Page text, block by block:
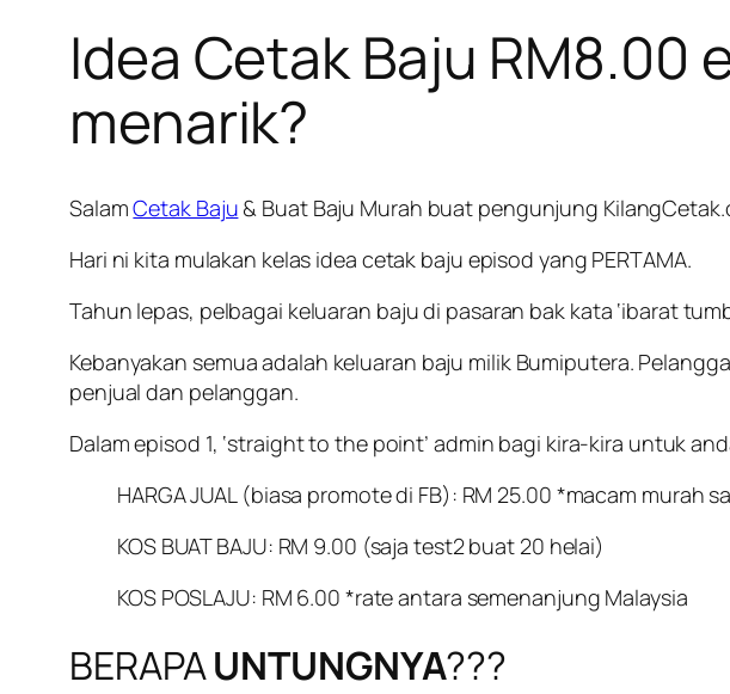
Idea Cetak Baju RM8.00
menarik?
SalamCetak Baju & Buat Baju Murah buat pengunjung
Hari ni kita mulakan kelas idea cetak baju episod yang PERTAMA.
Tahun lepas, pelbagai keluaran baju di pasaran bak kata ‘ibarat
Kebanyakan semua adalah keluaran baju milik Bumiputera.
penjual dan pelanggan.
Dalam episod 1, ‘straight to the point’ admin bagi kira-kira untuk
HARGA JUAL (biasa promote di FB): RM 25.00 *macam murah
KOS BUAT BAJU: RM 9.00 (saja test2 buat 20 helai)
KOS POSLAJU: RM 6.00 *rate antara semenanjung Malaysia
BERAPAUNTUNGNYA???